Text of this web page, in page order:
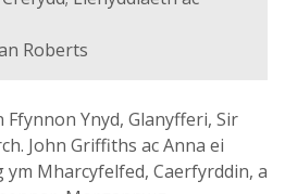
Roberts
Ffynnon Ynyd, Glanyfferi, Sir
John Griffiths ac Anna ei
ym Mharcyfelfed, Caerfyrddin, a